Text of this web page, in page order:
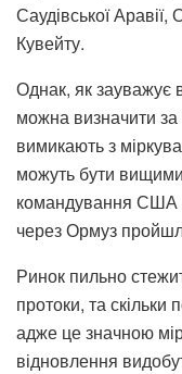
Саудівської
Кувейту.
Однак, як зауважує
можна визначити за
вимикають з
можуть бути
командування США
через Ормуз
Ринок пильно
протоки, та скільки
адже це значною
відновлення